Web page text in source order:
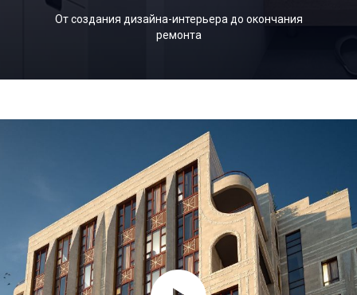
От создания дизайна-интерьера до окончания
ремонта